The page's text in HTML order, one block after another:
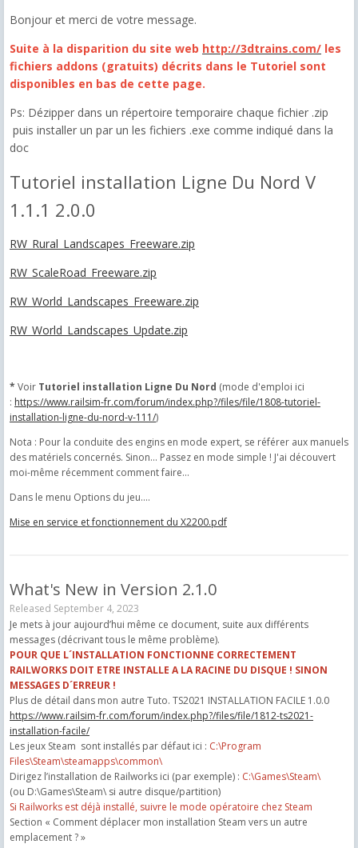
Bonjour et merci de votre message.
Suite à la disparition du site web http://3dtrains.com/ les
fichiers addons (gratuits) décrits dans le Tutoriel sont
disponibles en bas de cette page.
Ps: Dézipper dans un répertoire temporaire chaque fichier .zip
puis installer un par un les fichiers .exe comme indiqué dans la
doc
Tutoriel installation Ligne Du Nord V
1.1.1 2.0.0
RW_Rural_Landscapes_Freeware.zip
RW_ScaleRoad_Freeware.zip
RW_World_Landscapes_Freeware.zip
RW_World_Landscapes_Update.zip
* Voir Tutoriel installation Ligne Du Nord (mode d'emploi ici
: https://www.railsim-fr.com/forum/index.php?/files/file/1808-tutoriel-
installation-ligne-du-nord-v-111/)
Nota : Pour la conduite des engins en mode expert, se référer aux manuels
des matériels concernés. Sinon... Passez en mode simple ! J'ai découvert
moi-même récemment comment faire...
Dans le menu Options du jeu....
Mise en service et fonctionnement du X2200.pdf
What's New in Version 2.1.0
Released September 4, 2023
Je mets à jour aujourd’hui même ce document, suite aux différents
messages (décrivant tous le même problème).
POUR QUE L´INSTALLATION FONCTIONNE CORRECTEMENT
RAILWORKS DOIT ETRE INSTALLE A LA RACINE DU DISQUE ! SINON
MESSAGES D´ERREUR !
Plus de détail dans mon autre Tuto. TS2021 INSTALLATION FACILE 1.0.0
https://www.railsim-fr.com/forum/index.php?/files/file/1812-ts2021-
installation-facile/
Les jeux Steam sont installés par défaut ici : C:\Program
Files\Steam\steamapps\common\
Dirigez l’installation de Railworks ici (par exemple) : C:\Games\Steam\
(ou D:\Games\Steam\ si autre disque/partition)
Si Railworks est déjà installé, suivre le mode opératoire chez Steam
Section « Comment déplacer mon installation Steam vers un autre
emplacement ? »